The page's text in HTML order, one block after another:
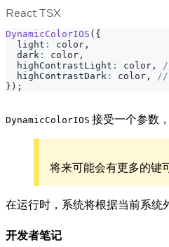
React TSX
DynamicColorIOS ( {
  light
: color ,
  dark
: color ,
  highContrastLight
: color ,
  highContrastDark
: color ,
//
} ) ;
DynamicColorIOS 接受一个参数
将来可能会有更多的键
在运行时，系统将根据当前系统
开发者笔记